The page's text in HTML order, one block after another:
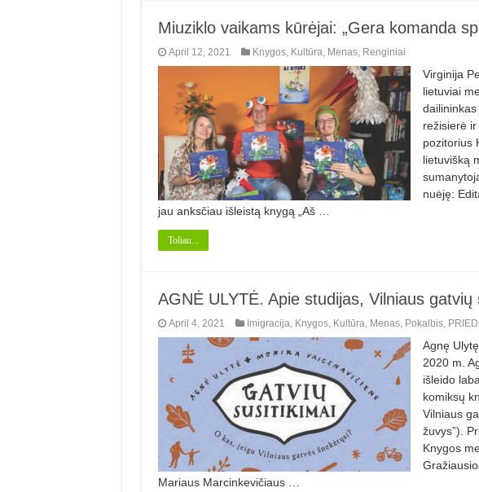
Miuziklo vaikams kūrėjai: „Gera komanda
April 12, 2021 Knygos, Kultūra Menas, Renginiai
Virginija
lietuviai
režisie­rė
pozitorius
lietuvišką
nuėję:
jau anksčiau išleistą knygą „Aš …
Toliau...
AGNĖ ULYTĖ. Apie studijas, Vilniaus
April 4, 2021 Imigracija Knygos, Kultūra Menas, Pokalbis,
Agnę
2020 m.
išleido
komiksų
Vilniaus
žuvys”).
Knygos
Mariaus Marcinkevičiaus …